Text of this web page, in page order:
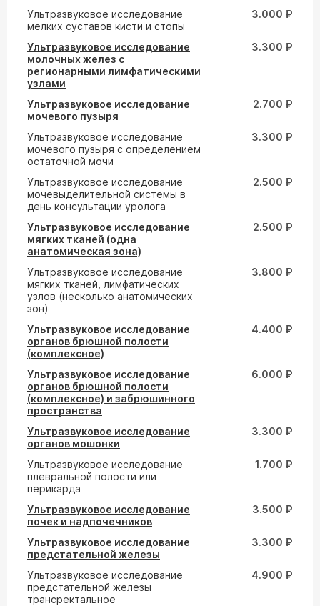
Ультразвуковое исследование
мелких суставов кисти и стопы
3.000 ₽
Ультразвуковое исследование
молочных желез с
регионарными лимфатическими
узлами
3.300 ₽
Ультразвуковое исследование
мочевого пузыря
2.700 ₽
Ультразвуковое исследование
мочевого пузыря с определением
остаточной мочи
3.300 ₽
Ультразвуковое исследование
мочевыделительной системы в
день консультации уролога
2.500 ₽
Ультразвуковое исследование
мягких тканей (одна
анатомическая зона)
2.500 ₽
Ультразвуковое исследование
мягких тканей, лимфатических
узлов (несколько анатомических
зон)
3.800 ₽
Ультразвуковое исследование
органов брюшной полости
(комплексное)
4.400 ₽
Ультразвуковое исследование
органов брюшной полости
(комплексное) и забрюшинного
пространства
6.000 ₽
Ультразвуковое исследование
органов мошонки
3.300 ₽
Ультразвуковое исследование
плевральной полости или
перикарда
1.700 ₽
Ультразвуковое исследование
почек и надпочечников
3.500 ₽
Ультразвуковое исследование
предстательной железы
3.300 ₽
Ультразвуковое исследование
предстательной железы
трансректальное
4.900 ₽